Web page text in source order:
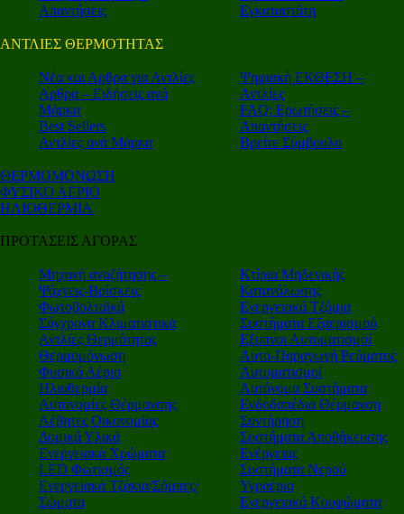
Απαντήσεις
Εγκαταστάτη
ΑΝΤΛΙΕΣ ΘΕΡΜΟΤΗΤΑΣ
Nέα και Αρθρα για Αντλίες
Αρθρα – Ειδήσεις ανά
Μάρκα
Best Sellers
Αντλίες ανά Μάρκα
Ψηφιακή ΕΚΘΕΣΗ –
Αντλίες
FAQ: Ερωτήσεις –
Απαντήσεις
Βρείτε Σύμβουλο
ΘΕΡΜΟΜΟΝΩΣΗ
ΦΥΣΙΚΟ ΑΕΡΙΟ
ΗΛΙΟΘΕΡΜΙΑ
ΠΡΟΤΑΣΕΙΣ ΑΓΟΡΑΣ
Μηχανή αναζήτησης –
Ψάχνεις-Βρίσκεις
Φωτοβολταϊκά
Σύγχρονα Κλιματιστικά
Αντλίες Θερμότητας
Θερμομόνωση
Φυσικό Αέριο
Ηλιοθερμία
Αυτονομίες Θέρμανσης
Λέβητες Οικονομίας
Δομικά Υλικά
Ενεργειακά Χρώματα
LED Φωτισμός
Ενεργειακά Τζάκια/Σόμπες/
Σώματα
Κτίρια Μηδενικής
Κατανάλωσης
Ενεργειακά Τζάμια
Συστήματα Εξαερισμού
Εξυπνοι Αυτοματισμοί
Αυτο-Παραγωγή Ρεύματος
Αυτοματισμοί
Αυτόνομα Συστήματα
Ενδοδαπέδια Θέρμανση
Συντήρηση
Συστήματα Αποθήκευσης
Ενέργειας
Συστήματα Νερού
Υγραέριο
Ενεργειακά Κουφώματα